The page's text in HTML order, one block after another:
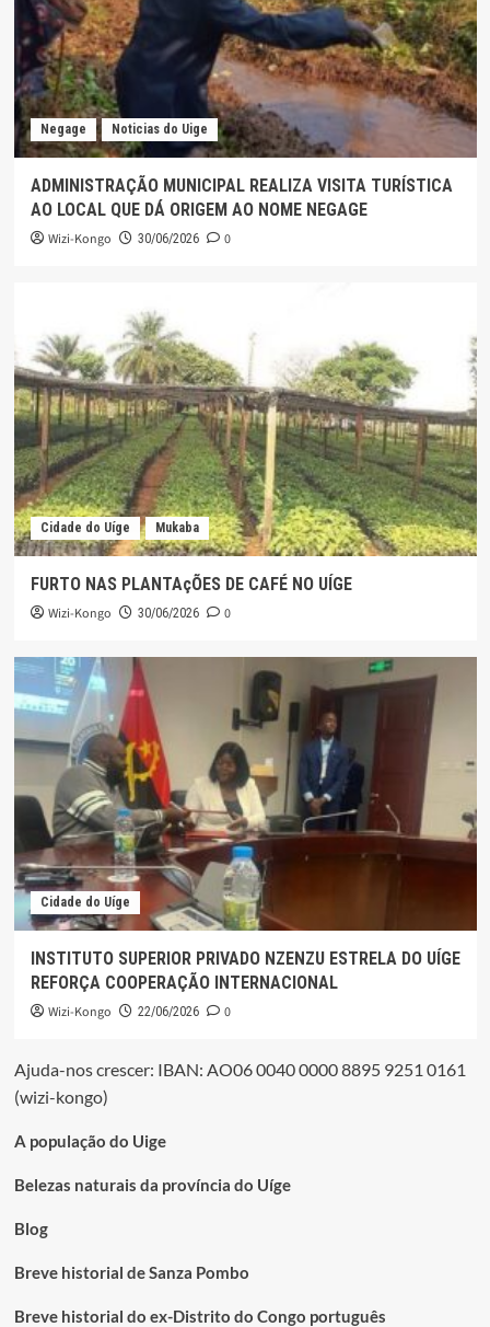
Negage Noticias do Uige
ADMINISTRAÇÃO MUNICIPAL REALIZA VISITA TURÍSTICA
AO LOCAL QUE DÁ ORIGEM AO NOME NEGAGE
Wizi-Kongo 30/06/2026 0
Cidade do Uíge Mukaba
FURTO NAS PLANTAçÕES DE CAFÉ NO UÍGE
Wizi-Kongo 30/06/2026 0
Cidade do Uíge
INSTITUTO SUPERIOR PRIVADO NZENZU ESTRELA DO UÍGE
REFORÇA COOPERAÇÃO INTERNACIONAL
Wizi-Kongo 22/06/2026 0
Ajuda-nos crescer: IBAN: AO06 0040 0000 8895 9251 0161
(wizi-kongo)
A população do Uige
Belezas naturais da província do Uíge
Blog
Breve historial de Sanza Pombo
Breve historial do ex-Distrito do Congo português